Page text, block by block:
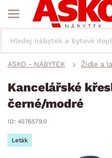
ASKO - NÁBYTEK Židle a
Kancelářské
černé/modré
ID: 4576579.0
Leták